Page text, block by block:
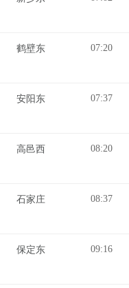
鹤壁东 07:20
安阳东 07:37
高邑西 08:20
石家庄 08:37
保定东 09:16